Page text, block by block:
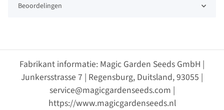
Beoordelingen
Fabrikant informatie: Magic Garden Seeds GmbH |
Junkersstrasse 7 | Regensburg, Duitsland, 93055 |
service@magicgardenseeds.com |
https://www.magicgardenseeds.nl